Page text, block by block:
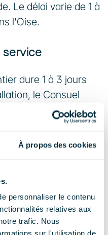
À propos des cookies
personnaliser le contenu
relatives aux
trafic. Nous
sur l'utilisation de
Le délai varie de 1 à
l'Oise.
service
dure 1 à 3 jours
le Consuel
Vous basculez
avec
sur le réseau
: